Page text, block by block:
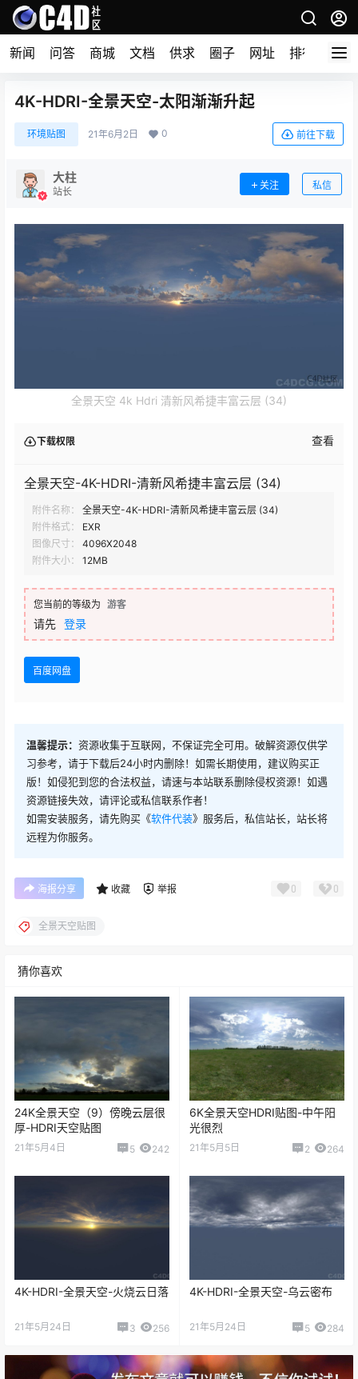
新闻 问答 商城 文档 供求 圈子 网址 排行榜
4K-HDRI-全景天空-太阳渐渐升起
环境贴图 21年6月2日 0 前往下载
大柱
站长
关注 私信
全景天空 4k Hdri 清新风希捷丰富云层 (34)
下载权限 查看
全景天空-4K-HDRI-清新风希捷丰富云层 (34)
附件名称：
全景天空-4K-HDRI-清新风希捷丰富云层 (34)
附件格式：
EXR
图像尺寸：
4096X2048
附件大小：
12MB
您当前的等级为 游客
请先 登录
百度网盘
温馨提示： 资源收集于互联网，不保证完全可用。破解资源仅供学
习参考，请于下载后24小时内删除！如需长期使用，建议购买正
版！如侵犯到您的合法权益，请速与本站联系删除侵权资源！如遇
资源链接失效，请评论或私信联系作者！
如需安装服务，请先购买《软件代装》服务后，私信站长，站长将
远程为你服务。
海报分享 收藏 举报 0 0
全景天空贴图
猜你喜欢
24K全景天空（9）傍晚云层很
厚-HDRI天空贴图
21年5月4日 5 242
6K全景天空HDRI贴图-中午阳
光很烈
21年5月5日 2 264
4K-HDRI-全景天空-火烧云日落
21年5月24日 3 256
4K-HDRI-全景天空-乌云密布
21年5月24日 5 284